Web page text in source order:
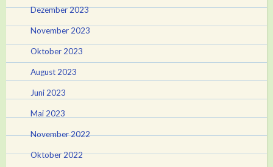
Dezember 2023
November 2023
Oktober 2023
August 2023
Juni 2023
Mai 2023
November 2022
Oktober 2022